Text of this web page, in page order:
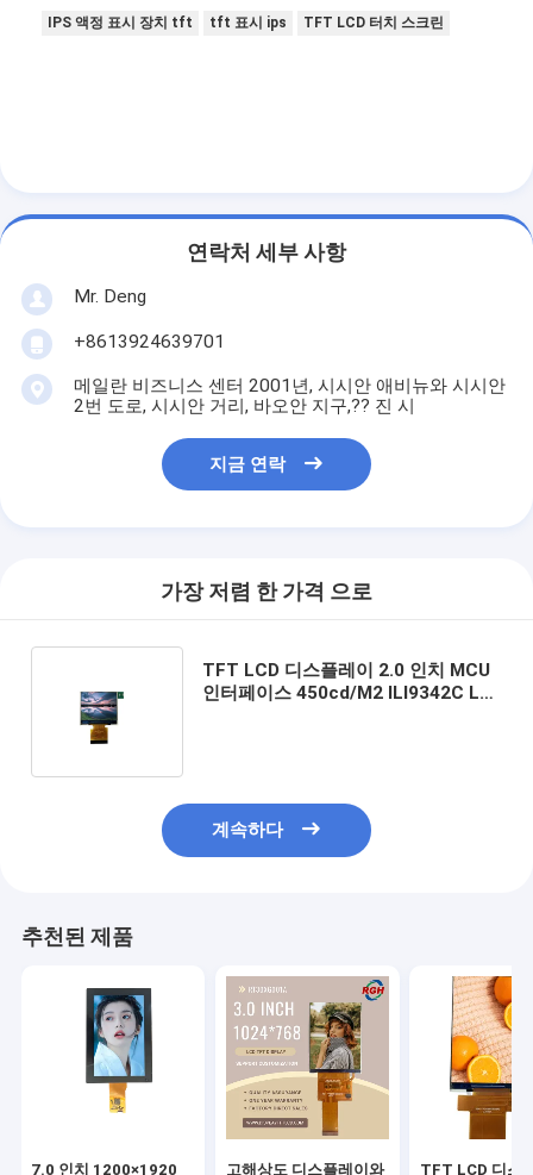
IPS 액정 표시 장치 tft tft 표시 ips TFT LCD 터치 스크린
연락처 세부 사항
Mr. Deng
+8613924639701
메일란 비즈니스 센터 2001년, 시시안 애비뉴와 시시안
2번 도로, 시시안 거리, 바오안 지구,?? 진 시
지금 연락
가장 저렴 한 가격 으로
TFT LCD 디스플레이 2.0 인치 MCU
인터페이스 450cd/M2 ILI9342C LED
계속하다
추천된 제품
7.0 인치 1200×1920 고해상도 디스플레이와 TFT LCD 디스